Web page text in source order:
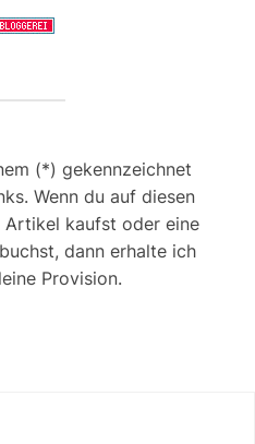
(*) gekennzeichnet
Wenn du auf diesen
kaufst oder eine
dann erhalte ich
Provision.